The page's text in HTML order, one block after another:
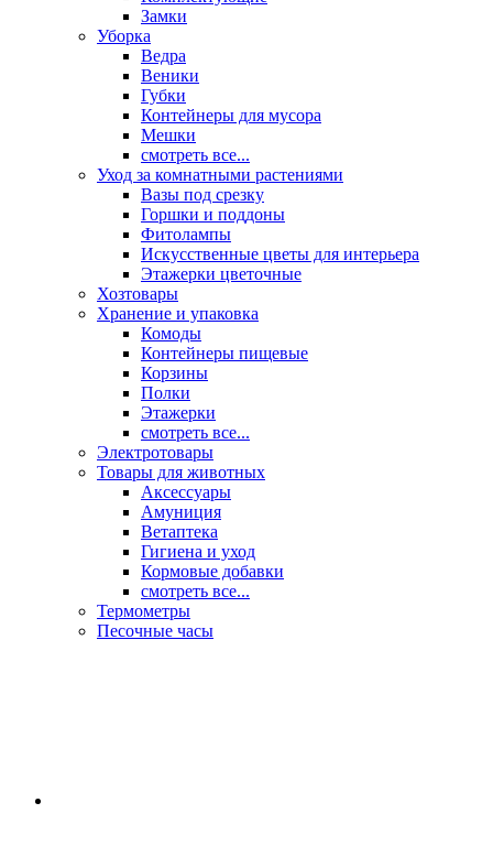
Замки
Уборка
Ведра
Веники
Губки
Контейнеры для мусора
Мешки
смотреть все...
Уход за комнатными растениями
Вазы под срезку
Горшки и поддоны
Фитолампы
Искусственные цветы для интерьера
Этажерки цветочные
Хозтовары
Хранение и упаковка
Комоды
Контейнеры пищевые
Корзины
Полки
Этажерки
смотреть все...
Электротовары
Товары для животных
Аксессуары
Амуниция
Ветаптека
Гигиена и уход
Кормовые добавки
смотреть все...
Термометры
Песочные часы